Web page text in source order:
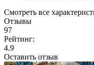
Смотреть все
Отзывы
97
Рейтинг:
4.9
Оставить отзыв